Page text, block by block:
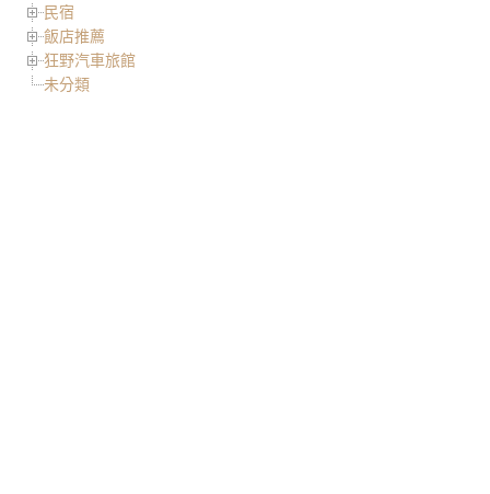
民宿
飯店推薦
狂野汽車旅館
未分類